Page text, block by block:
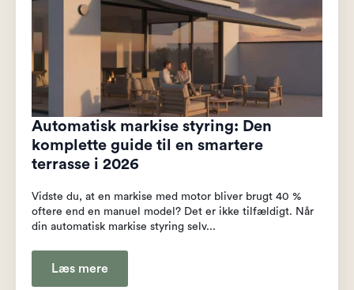
Automatisk markise styring: Den
komplette guide til en smartere
terrasse i 2026
Vidste du, at en markise med motor bliver brugt 40 %
oftere end en manuel model? Det er ikke tilfældigt. Når
din automatisk markise styring selv...
Læs mere